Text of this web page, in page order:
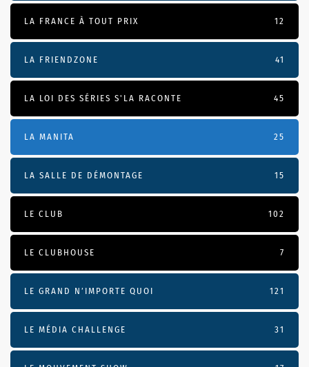
LA FRANCE À TOUT PRIX 12
LA FRIENDZONE 41
LA LOI DES SÉRIES S'LA RACONTE 45
LA MANITA 25
LA SALLE DE DÉMONTAGE 15
LE CLUB 102
LE CLUBHOUSE 7
LE GRAND N’IMPORTE QUOI 121
LE MÉDIA CHALLENGE 31